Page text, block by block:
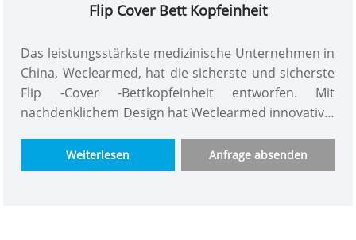
Flip Cover Bett Kopfeinheit
Das leistungsstärkste medizinische Unternehmen in
China, Weclearmed, hat die sicherste und sicherste
Flip -Cover -Bettkopfeinheit entworfen. Mit
nachdenklichem Design hat Weclearmed innovative,
Krankenbettgeräte für Patienten jeden Alters
entwickelt, um sicherzustellen, dass sie schlafen
Weiterlesen Anfrage absenden